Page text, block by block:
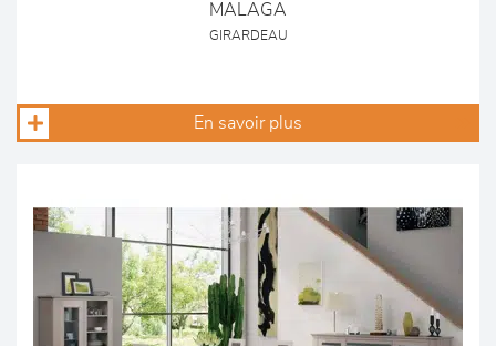
MALAGA
GIRARDEAU
En savoir plus